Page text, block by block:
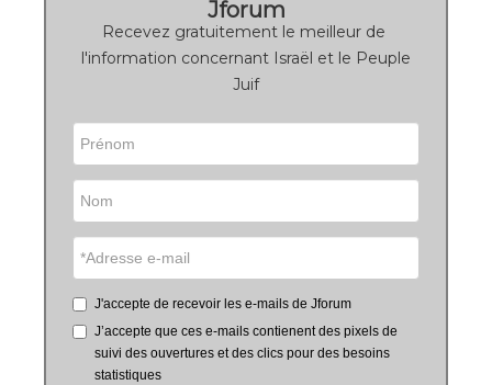
Jforum
Recevez gratuitement le meilleur de
l'information concernant Israël et le Peuple
Juif
J'accepte de recevoir les e-mails de Jforum
J’accepte que ces e-mails contienent des pixels de
suivi des ouvertures et des clics pour des besoins
statistiques